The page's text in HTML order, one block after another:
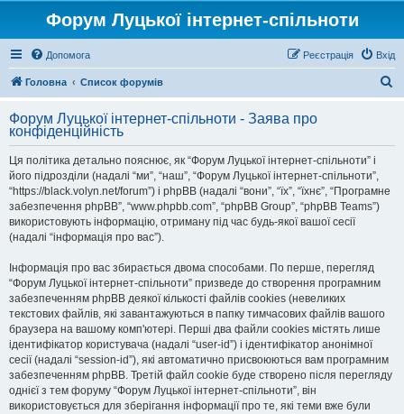
Форум Луцької інтернет-спільноти
Допомога Вхід
Реєстрація
Головна Список форумів
у
Форум Луцької інтернет-спільноти - Заява про
конфіденційність
Ця політика детально пояснює, як “Форум Луцької інтернет-спільноти” і
його підрозділи (надалі “ми”, “наш”, “Форум Луцької інтернет-спільноти”,
“https://black.volyn.net/forum”) і phpBB (надалі “вони”, “їх”, “їхнє”, “Програмне
забезпечення phpBB”, “www.phpbb.com”, “phpBB Group”, “phpBB Teams”)
використовують інформацію, отриману під час будь-якої вашої сесії
(надалі “інформація про вас”).
Інформація про вас збирається двома способами. По перше, перегляд
“Форум Луцької інтернет-спільноти” призведе до створення програмним
забезпеченням phpBB деякої кількості файлів cookies (невеликих
текстових файлів, які завантажуються в папку тимчасових файлів вашого
браузера на вашому комп'ютері. Перші два файли cookies містять лише
ідентифікатор користувача (надалі “user-id”) і ідентифікатор анонімної
сесії (надалі “session-id”), які автоматично присвоюються вам програмним
забезпеченням phpBB. Третій файл cookie буде створено після перегляду
однієї з тем форуму “Форум Луцької інтернет-спільноти”, він
використовується для зберігання інформації про те, які теми вже були